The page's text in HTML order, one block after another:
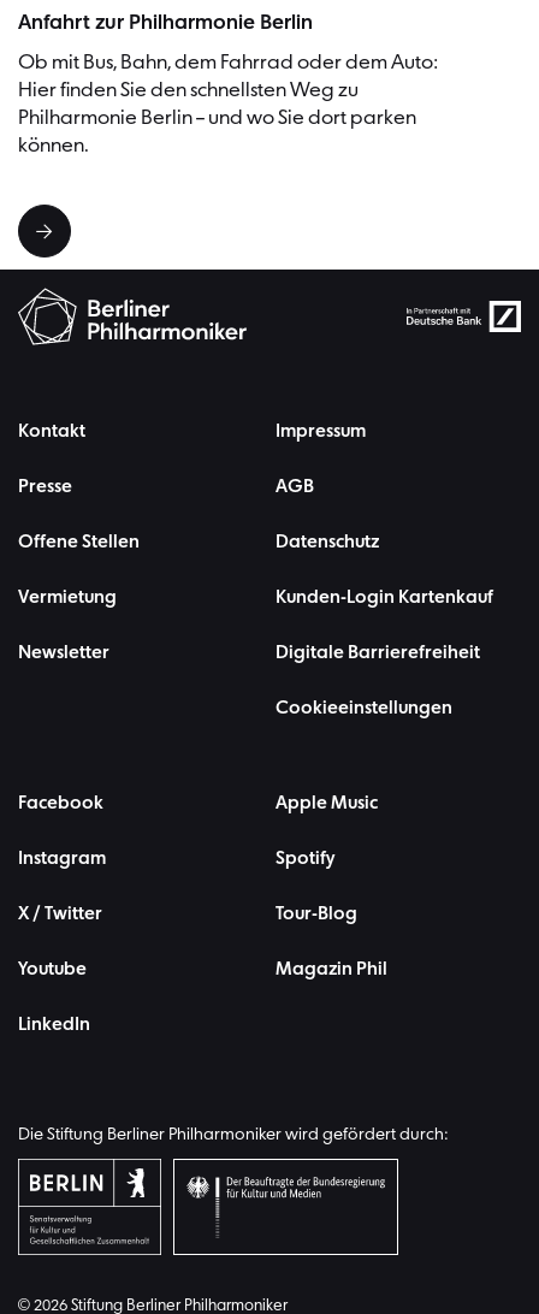
Anfahrt zur Philharmonie Berlin
Ob mit Bus, Bahn, dem Fahrrad oder dem Auto:
Hier finden Sie den schnellsten Weg zu
Philharmonie Berlin – und wo Sie dort parken
können.
Kontakt
Presse
Offene Stellen
Vermietung
Newsletter
Impressum
AGB
Datenschutz
Kunden-Login Kartenkauf
Digitale Barrierefreiheit
Cookieeinstellungen
Facebook
Instagram
X / Twitter
Youtube
LinkedIn
Apple Music
Spotify
Tour-Blog
Magazin Phil
Die Stiftung Berliner Philharmoniker wird gefördert durch:
© 2026 Stiftung Berliner Philharmoniker